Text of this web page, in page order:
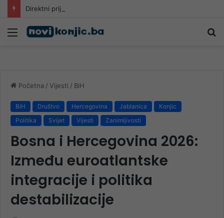
Direktni prijenosi Prve lige FBiH na MYTV-u
Meni
Početna / Vijesti / BiH
BiH Društvo Hercegovina Jablanica
Konjic
Politika
Svijet Vijesti Zanimljivosti
Bosna i Hercegovina 2026:
Između euroatlantske
integracije i politika
destabilizacije